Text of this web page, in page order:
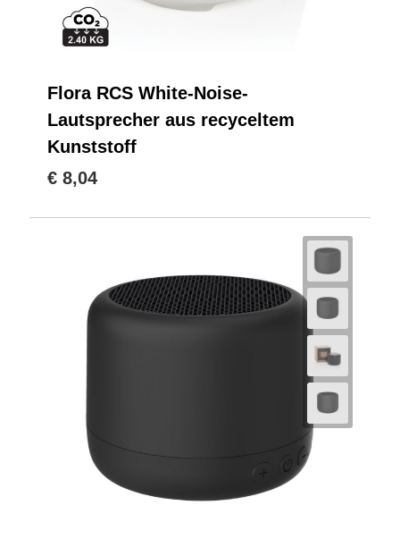
Flora RCS White-Noise-
Lautsprecher aus recyceltem
Kunststoff
€ 8,04